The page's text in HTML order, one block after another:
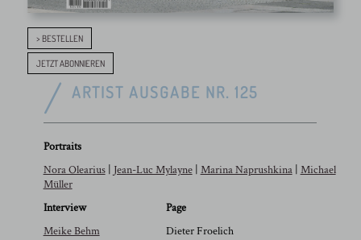
> BESTELLEN
JETZT ABONNIEREN
ARTIST AUSGABE NR. 125
Portraits
Nora Olearius| Jean-Luc Mylayne| Marina Naprushkina| Michael
Müller
Interview
Meike Behm
Page
Dieter Froelich